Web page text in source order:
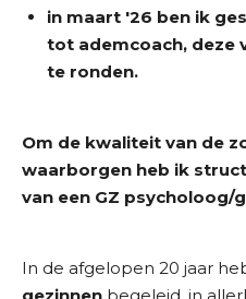
in maart '26 ben ik
tot ademcoach, deze
te ronden.
Om de kwaliteit van de
waarborgen heb ik
van een GZ psycholoog/
In de afgelopen 20 jaar